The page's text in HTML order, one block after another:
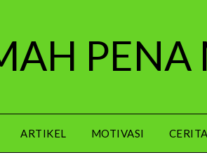
PENA
ARTIKEL MOTIVASI CERITA